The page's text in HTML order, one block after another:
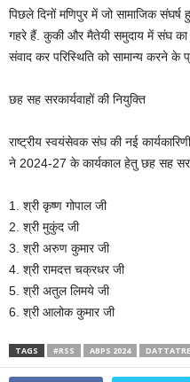
पिछले दिनों मणिपुर में जो सामाजिक
गहरे हैं. कुकी और मैतेयी समुदाय में संघ का
संवाद कर परिस्थिति को सामान्य करने के
छह सह सरकार्यवाहों की नियुक्ति
राष्ट्रीय स्वयंसेवक संघ की नई
ने 2024-27 के कार्यकाल हेतु छह सह
1. श्री कृष्ण गोपाल जी
2. ⁠श्री मुकुंद जी
3. ⁠श्री अरुण कुमार जी
4. ⁠श्री रामदत्त चक्रधर जी
5. ⁠श्री अतुल लिमये जी
6. ⁠श्री आलोक कुमार जी
TAGS #RSS ABPS 2024